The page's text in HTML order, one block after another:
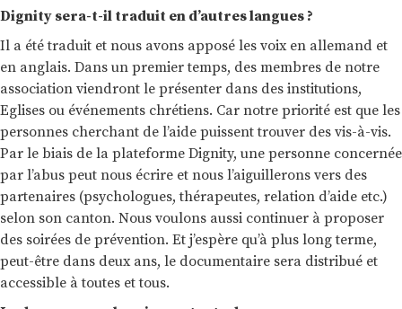
Dignity sera-t-il traduit en d’autres langues ?
Il a été traduit et nous avons apposé les voix en allemand et
en anglais. Dans un premier temps, des membres de notre
association viendront le présenter dans des institutions,
Eglises ou événements chrétiens. Car notre priorité est que les
personnes cherchant de l’aide puissent trouver des vis-à-vis.
Par le biais de la plateforme Dignity, une personne concernée
par l’abus peut nous écrire et nous l’aiguillerons vers des
partenaires (psychologues, thérapeutes, relation d’aide etc.)
selon son canton. Nous voulons aussi continuer à proposer
des soirées de prévention. Et j’espère qu’à plus long terme,
peut-être dans deux ans, le documentaire sera distribué et
accessible à toutes et tous.